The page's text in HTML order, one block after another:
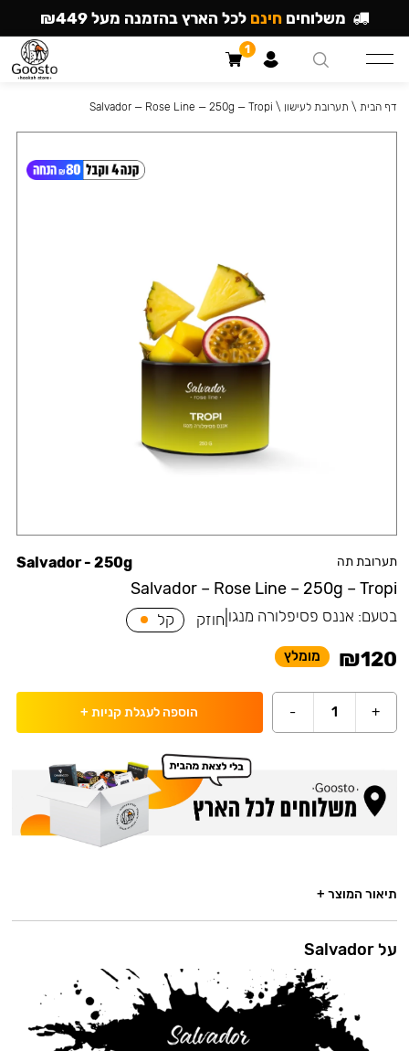
תערובת תה
Salvador – Rose Line – 250g – Tropi
Salvador - 250g
בטעם: אננס פסיפלורה מנגו חוזק קל
₪120 מומלץ
+
1
- הוספה לעגלת קניות +
דף הבית \ תערובת לעישון \
Salvador — Rose Line — 250g — Tropi
תיאור המוצר +
על Salvador
משלוחים חינם לכל הארץ בהזמנה מעל ₪449
1